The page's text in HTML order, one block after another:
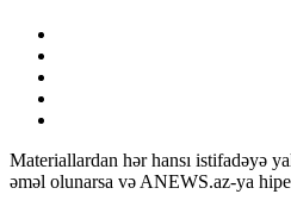
Materiallardan hər hansı istifadəyə
əməl olunarsa və ANEWS.az-ya